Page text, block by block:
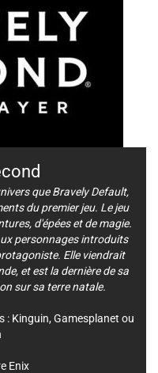
que Bravely Default,
du premier jeu. Le jeu
d'épées et de magie.
personnages introduits
Elle viendrait
et est la dernière de sa
sur sa terre natale.
: Kinguin, Gamesplanet ou
Enix